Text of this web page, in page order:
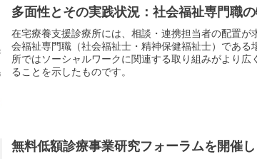
多面性とその実践状況：社会福祉専門職
在宅療養支援診療所には、相談・連携担当者の配置が
会福祉専門職（社会福祉士・精神保健福祉士）である
所ではソーシャルワークに関連する取り組みがより広
ることを示したものです。
無料低額診療事業研究フォーラムを開催